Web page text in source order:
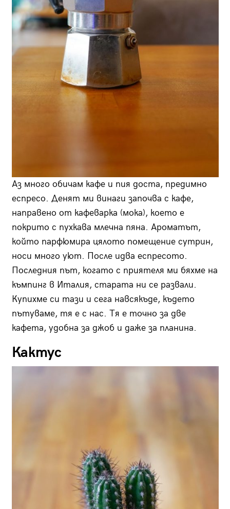
Аз много обичам кафе и пия доста, предимно
еспресо. Денят ми винаги започва с кафе,
направено от кафеварка (мока), което е
покрито с пухкава млечна пяна. Ароматът,
който парфюмира цялото помещение сутрин,
носи много уют. После идва еспресото.
Последния път, когато с приятеля ми бяхме на
къмпинг в Италия, старата ни се развали.
Купихме си тази и сега навсякъде, където
пътуваме, тя е с нас. Тя е точно за две
кафета, удобна за джоб и даже за планина.
Кактус